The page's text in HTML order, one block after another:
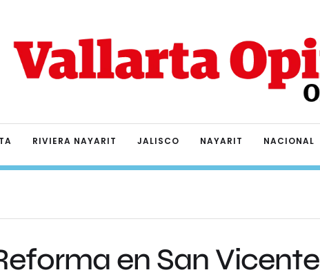
RIVIERA NAYARIT JALISCO NAYARIT NACIONAL
en San Vicente